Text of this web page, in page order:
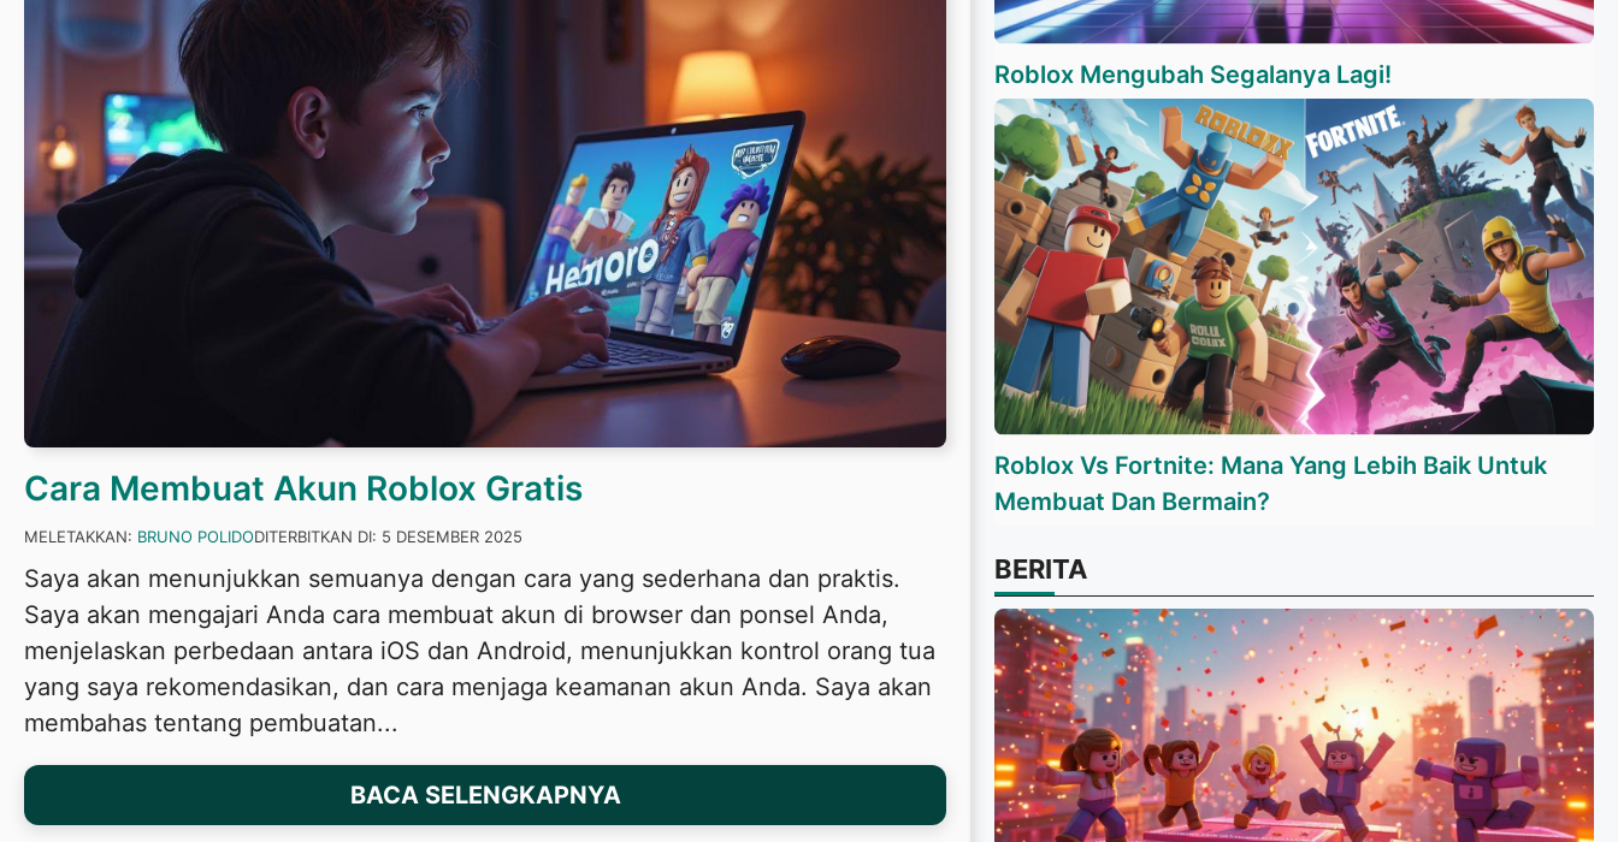
Cara Membuat Akun Roblox Gratis
MELETAKKAN: BRUNO POLIDODITERBITKAN DI: 5 DESEMBER 2025
Saya akan menunjukkan semuanya dengan cara yang sederhana dan praktis.
Saya akan mengajari Anda cara membuat akun di browser dan ponsel Anda,
menjelaskan perbedaan antara iOS dan Android, menunjukkan kontrol orang tua
yang saya rekomendasikan, dan cara menjaga keamanan akun Anda. Saya akan
membahas tentang pembuatan...
BACA SELENGKAPNYA
Roblox Mengubah Segalanya Lagi!
Roblox Vs Fortnite: Mana Yang Lebih Baik Untuk
Membuat Dan Bermain?
BERITA